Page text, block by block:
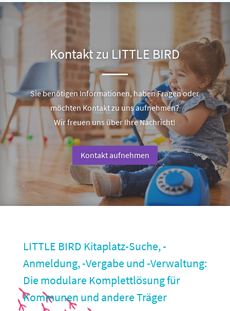
Kontakt zu LITTLE BIRD
Sie benö­tigen Informationen, haben Fragen oder
möchten Kontakt zu uns aufnehmen?
Wir freuen uns über Ihre Nachricht!
Kontakt aufnehmen
LITTLE BIRD Kitaplatz-Suche, -
Anmeldung, -Vergabe und -Verwaltung:
Die modulare Komplettlösung für
Kommunen und andere Träger